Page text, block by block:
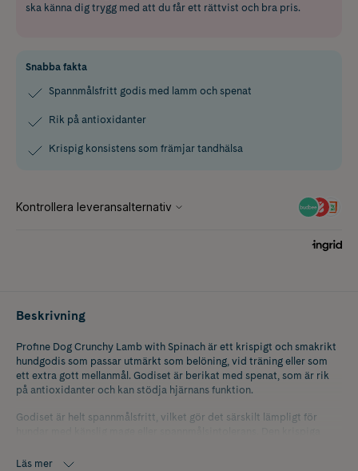
ska känna dig trygg med att du får ett rättvist och bra pris.
Snabba fakta
Spannmålsfritt godis med lamm och spenat
Rik på antioxidanter
Krispig konsistens som främjar tandhälsa
Beskrivning
​Profine Dog Crunchy Lamb with Spinach är ett krispigt och smakrikt
hundgodis som passar utmärkt som belöning, vid träning eller som
ett extra gott mellanmål. Godiset är berikat med spenat, som är rik
på antioxidanter och kan stödja hjärnans funktion.
Godiset är helt spannmålsfritt, vilket gör det särskilt lämpligt för
mindre bitar, vilket passar både små och stora hundar.
Läs mer